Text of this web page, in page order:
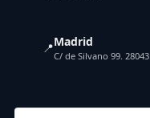
📍Madrid
C/ de Silvano 99. 28043.